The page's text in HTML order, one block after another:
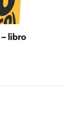
– libro